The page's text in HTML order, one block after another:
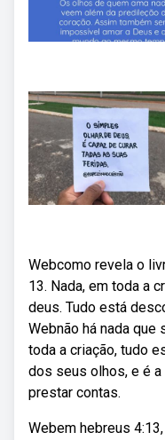
Webcomo revela o
13. Nada, em toda a
deus. Tudo está
Webnão há nada
toda a criação, tudo
dos seus olhos, e é
prestar contas.
Webem hebreus